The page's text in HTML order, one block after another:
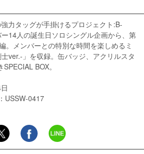
力タッグが手掛けるプロジェクト:B-
14人の誕生日ソロシングル企画から、第
。メンバーとの特別な時間を楽しめるミ
ver.-」を収録。缶バッジ、アクリルスタ
BOX。
USSW-0417